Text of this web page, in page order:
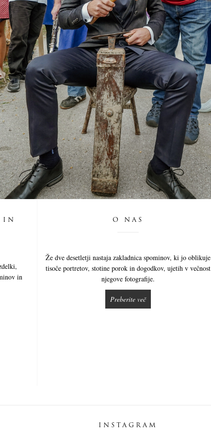
IN
in
O NAS
Že dve desetletji nastaja zakladnica spominov, ki jo oblikuje
tisoče portretov, stotine porok in dogodkov, ujetih v večnost
njegove fotografije.
Preberite več
INSTAGRAM